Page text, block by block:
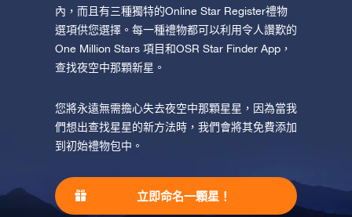
在VR中探索宇宙
AppStore (iOS) Play Store (安卓)
內，而且有三種獨特的Online Star Register禮物
選項供您選擇。每一種禮物都可以利用令人讚歎的
One Million Stars 項目和OSR Star Finder App，
查找夜空中那顆新星。
您將永遠無需擔心失去夜空中那顆星星，因為當我
們想出查找星星的新方法時，我們會將其免費添加
到初始禮物包中。
立即命名一顆星！